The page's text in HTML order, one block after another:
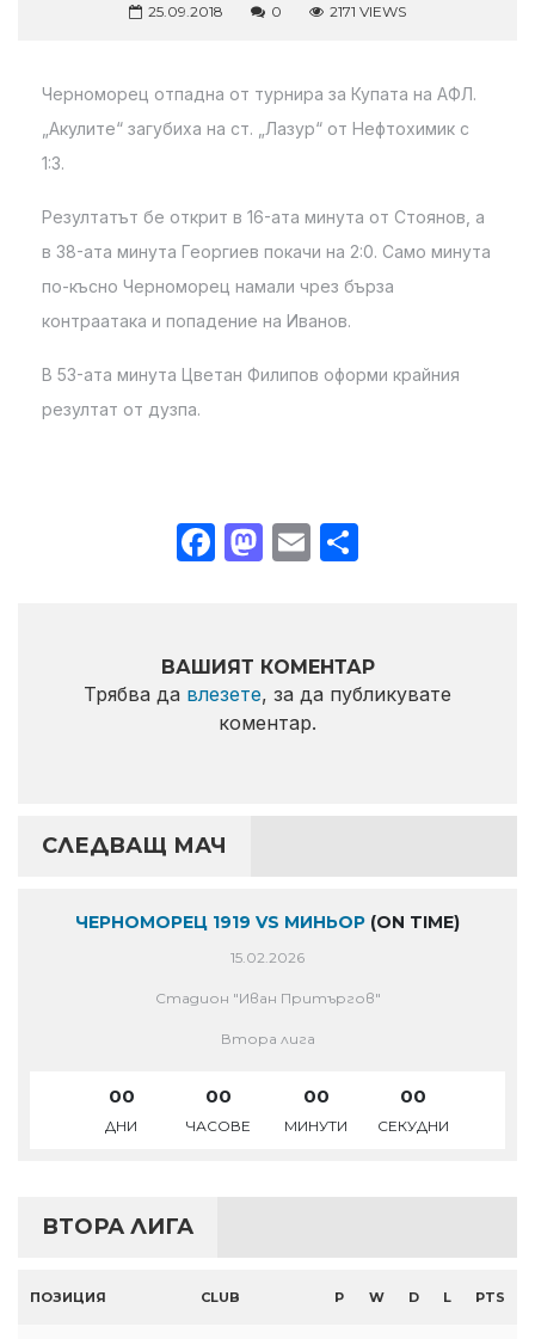
25.09.2018 0 2171 VIEWS
Черноморец отпадна от турнира за Купата на АФЛ.
„Акулите“ загубиха на ст. „Лазур“ от Нефтохимик с
1:3.
Резултатът бе открит в 16-ата минута от Стоянов, а
в 38-ата минута Георгиев покачи на 2:0. Само минута
по-късно Черноморец намали чрез бърза
контраатака и попадение на Иванов.
В 53-ата минута Цветан Филипов оформи крайния
резултат от дузпа.
Facebook
Mastodon
Email
ВАШИЯТ КОМЕНТАР
Трябва да влезете, за да публикувате
коментар.
СЛЕДВАЩ МАЧ
ЧЕРНОМОРЕЦ 1919 VS МИНЬОР (ON TIME)
15.02.2026
Стадион "Иван Притъргов"
Втора лига
00
ДНИ
00
ЧАСОВЕ
00
МИНУТИ
00
СЕКУДНИ
ВТОРА ЛИГА
ПОЗИЦИЯ CLUB P W D L PTS